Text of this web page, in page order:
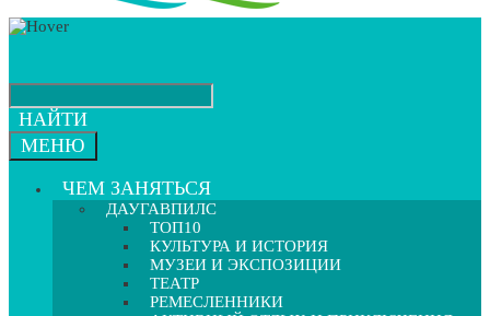
НАЙТИ
МЕНЮ
ЧЕМ ЗАНЯТЬСЯ
ДАУГАВПИЛС
ТОП10
КУЛЬТУРА И ИСТОРИЯ
МУЗЕИ И ЭКСПОЗИЦИИ
ТЕАТР
РЕМЕСЛЕННИКИ